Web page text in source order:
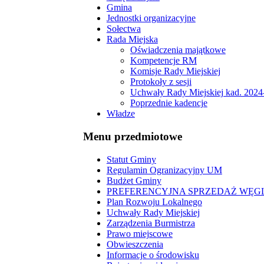
Gmina
Jednostki organizacyjne
Sołectwa
Rada Miejska
Oświadczenia majątkowe
Kompetencje RM
Komisje Rady Miejskiej
Protokoły z sesji
Uchwały Rady Miejskiej kad.
Poprzednie kadencje
Władze
Menu przedmiotowe
Statut Gminy
Regulamin Ogranizacyjny UM
Budżet Gminy
PREFERENCYJNA SPRZEDAŻ
Plan Rozwoju Lokalnego
Uchwały Rady Miejskiej
Zarządzenia Burmistrza
Prawo miejscowe
Obwieszczenia
Informacje o środowisku